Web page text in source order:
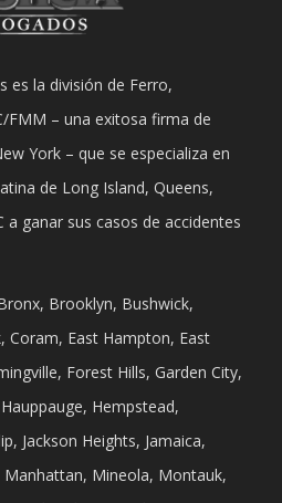
es la división de Ferro,
FMM – una exitosa firma de
York – que se especializa en
de Long Island, Queens,
a ganar sus casos de accidentes
Brooklyn, Bushwick,
Coram, East Hampton, East
Forest Hills, Garden City,
Hempstead,
Jackson Heights, Jamaica,
Mineola, Montauk,